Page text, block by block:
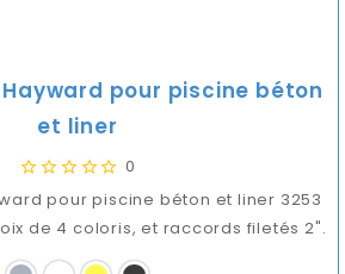
pour piscine béton
et liner
0
pour piscine béton et liner 3253
de 4 coloris, et raccords filetés 2".